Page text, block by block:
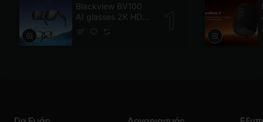
Blackview BV100
AI glasses 2K HD
800W Pixels Smart
Glasses Polarized